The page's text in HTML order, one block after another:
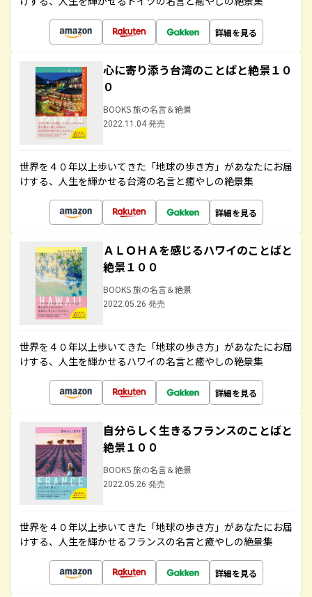
詳細を見る
心に寄り添う台湾のことばと絶景１０
０
BOOKS 旅の名言＆絶景
2022.11.04 発売
世界を４０年以上歩いてきた「地球の歩き方」があなたにお届
けする、人生を輝かせる台湾の名言と癒やしの絶景集
詳細を見る
ＡＬＯＨＡを感じるハワイのことばと
絶景１００
BOOKS 旅の名言＆絶景
2022.05.26 発売
世界を４０年以上歩いてきた「地球の歩き方」があなたにお届
けする、人生を輝かせるハワイの名言と癒やしの絶景集
詳細を見る
自分らしく生きるフランスのことばと
絶景１００
BOOKS 旅の名言＆絶景
2022.05.26 発売
世界を４０年以上歩いてきた「地球の歩き方」があなたにお届
けする、人生を輝かせるフランスの名言と癒やしの絶景集
詳細を見る